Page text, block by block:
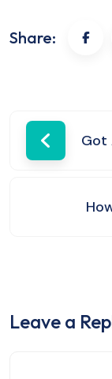
Share:
Got
Leave a